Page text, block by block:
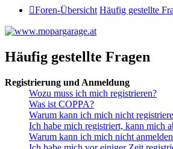
Foren-Übersicht Häufig gestellte
Häufig gestellte Fragen
Registrierung und Anmeldung
Wozu muss ich mich registrieren?
Was ist COPPA?
Warum kann ich mich nicht
Ich habe mich registriert, kann mich
Warum kann ich mich nicht